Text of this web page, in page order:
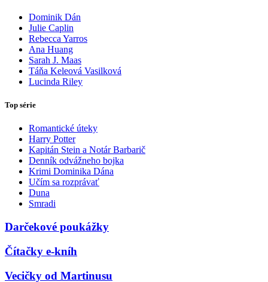
Dominik Dán
Julie Caplin
Rebecca Yarros
Ana Huang
Sarah J. Maas
Táňa Keleová Vasilková
Lucinda Riley
Top série
Romantické úteky
Harry Potter
Kapitán Stein a Notár Barbarič
Denník odvážneho bojka
Krimi Dominika Dána
Učím sa rozprávať
Duna
Smradi
Darčekové poukážky
Čítačky e-kníh
Vecičky od Martinusu